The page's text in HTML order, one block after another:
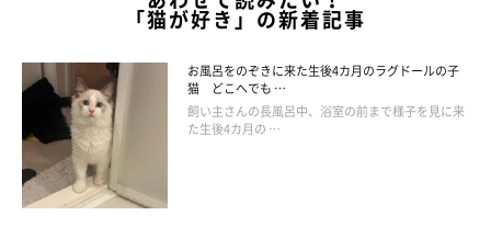
「猫が好き」の新着記事
お風呂をのぞきに来た生後4カ月のラグドールの子
猫 どこへでも …
飼い主さんの長風呂中、浴室の前まで様子を見に来
た生後4カ月の …